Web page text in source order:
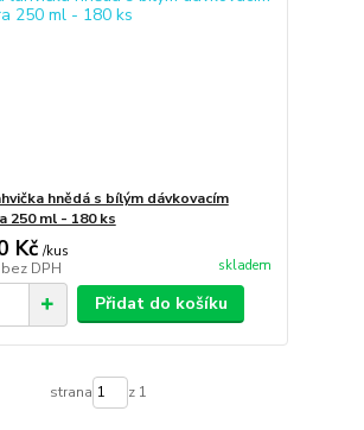
hnědá s bílým dávkovacím
250 ml - 180 ks
Kč /kus
bez DPH skladem
Přidat do košíku
strana z 1